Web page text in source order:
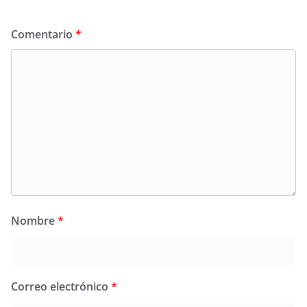
Comentario *
Nombre*
Correo electrónico *